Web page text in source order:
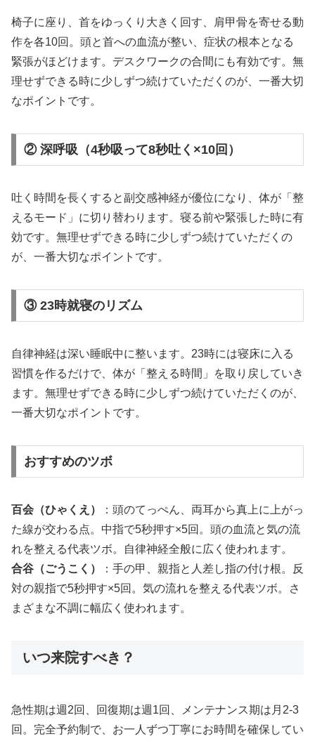
椅子に座り、首をゆっくり大きく回す、肩甲骨を寄せる動
作を各10回。頭と首への血流が整い、症状の根本となる
緊張がほどけます。デスクワークの合間にも有効です。無
理せずできる時に少しずつ続けていただくのが、一番大切
なポイントです。
② 深呼吸（4秒吸って8秒吐く×10回）
吐く時間を長くすると副交感神経が優位になり、体が「整
えるモード」に切り替わります。寝る前や緊張した時に有
効です。無理せずできる時に少しずつ続けていただくの
が、一番大切なポイントです。
③ 23時就寝のリズム
自律神経は深い睡眠中に整います。23時には寝床に入る
習慣を作るだけで、体が「整える時間」を取り戻していき
ます。無理せずできる時に少しずつ続けていただくのが、
一番大切なポイントです。
おすすめのツボ
百会（ひゃくえ）
：頭のてっぺん、両耳から真上に上がっ
た線が交わる点。中指で5秒押す×5回。頭の血流と気の流
れを整える代表ツボ。自律神経全般に広く使われます。
合谷（ごうこく）
：手の甲、親指と人差し指の付け根。反
対の親指で5秒押す×5回。気の流れを整える代表ツボ。さ
まざまな不調に幅広く使われます。
いつ来院すべき？
急性期は週2回、回復期は週1回、メンテナンス期は月2-3
回。完全予約制で、お一人ずつ丁寧にお時間を確保してい